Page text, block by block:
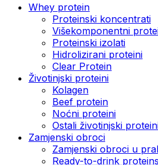
Whey protein
Proteinski koncentrati
Višekomponentni
Proteinski izolati
Hidrolizirani proteini
Clear Protein
Životinjski proteini
Kolagen
Beef protein
Noćni proteini
Ostali životinjski
Zamjenski obroci
Zamjenski obroci u
Ready-to-drink